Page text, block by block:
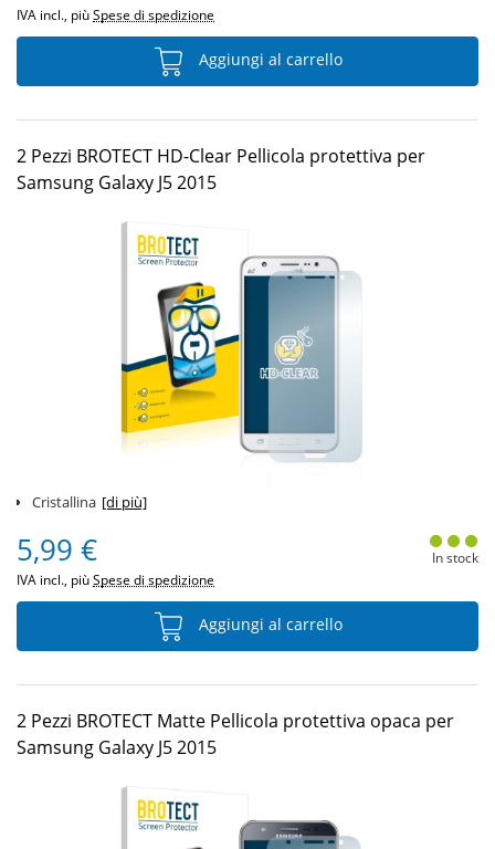
IVA incl., piùSpese di spedizione
Aggiungi al carrello
2 Pezzi BROTECT HD-Clear Pellicola protettiva per
Samsung Galaxy J5 2015
Cristallina [di più]
5,99 €
IVA incl., piùSpese di spedizione
In stock
Aggiungi al carrello
2 Pezzi BROTECT Matte Pellicola protettiva opaca per
Samsung Galaxy J5 2015